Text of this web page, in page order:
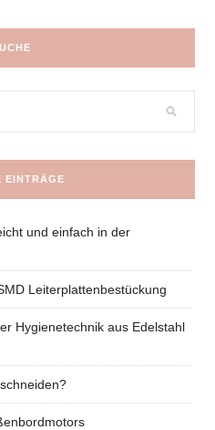
EINTRÄGE
und einfach in der
Leiterplattenbestückung
Hygienetechnik aus Edelstahl